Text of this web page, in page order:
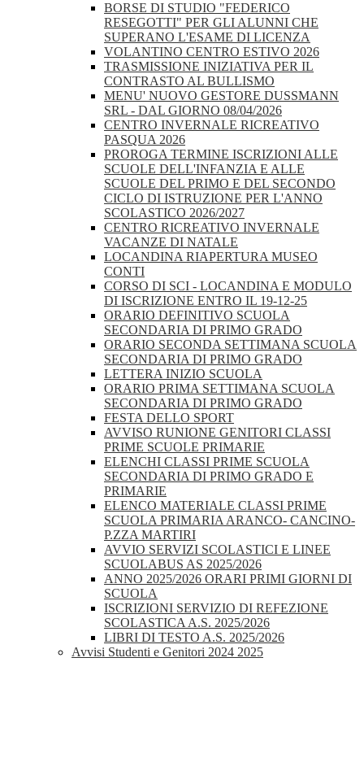
BORSE DI STUDIO "FEDERICO
RESEGOTTI" PER GLI ALUNNI CHE
SUPERANO L'ESAME DI LICENZA
VOLANTINO CENTRO ESTIVO 2026
TRASMISSIONE INIZIATIVA PER IL
CONTRASTO AL BULLISMO
MENU' NUOVO GESTORE DUSSMANN
SRL - DAL GIORNO 08/04/2026
CENTRO INVERNALE RICREATIVO
PASQUA 2026
PROROGA TERMINE ISCRIZIONI ALLE
SCUOLE DELL'INFANZIA E ALLE
SCUOLE DEL PRIMO E DEL SECONDO
CICLO DI ISTRUZIONE PER L'ANNO
SCOLASTICO 2026/2027
CENTRO RICREATIVO INVERNALE
VACANZE DI NATALE
LOCANDINA RIAPERTURA MUSEO
CONTI
CORSO DI SCI - LOCANDINA E MODULO
DI ISCRIZIONE ENTRO IL 19-12-25
ORARIO DEFINITIVO SCUOLA
SECONDARIA DI PRIMO GRADO
ORARIO SECONDA SETTIMANA SCUOLA
SECONDARIA DI PRIMO GRADO
LETTERA INIZIO SCUOLA
ORARIO PRIMA SETTIMANA SCUOLA
SECONDARIA DI PRIMO GRADO
FESTA DELLO SPORT
AVVISO RUNIONE GENITORI CLASSI
PRIME SCUOLE PRIMARIE
ELENCHI CLASSI PRIME SCUOLA
SECONDARIA DI PRIMO GRADO E
PRIMARIE
ELENCO MATERIALE CLASSI PRIME
SCUOLA PRIMARIA ARANCO- CANCINO-
P.ZZA MARTIRI
AVVIO SERVIZI SCOLASTICI E LINEE
SCUOLABUS AS 2025/2026
ANNO 2025/2026 ORARI PRIMI GIORNI DI
SCUOLA
ISCRIZIONI SERVIZIO DI REFEZIONE
SCOLASTICA A.S. 2025/2026
LIBRI DI TESTO A.S. 2025/2026
Avvisi Studenti e Genitori 2024 2025